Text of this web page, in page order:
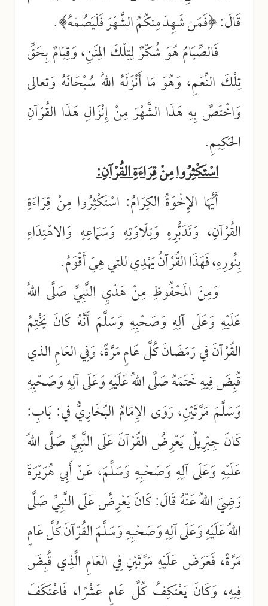
قَالَ: ﴿فَمَن شَهِدَ مِنكُمُ الشَّهْرَ فَلْيَصُمْهُ﴾.
فَالصِّيَامُ هُوَ شُكْرٌ لِتِلْكَ المِنَنِ، وَقِيَامٌ بِحَقِّ
تِلْكَ النِّعَمِ، وَهُوَ مَا أَنْزَلَهُ اللهُ سُبْحَانَهُ وَتعالى
وَاخْتَصَّ بِهِ هَذَا الشَّهْرَ مِنْ إِنْزَالِ هَذَا القُرْآنِ
الحَكِيمِ.
اسْتَكْثِرُوا مِنْ قِرَاءَةِ القُرْآنِ:
أَيُّهَا الإِخْوَةُ الكِرَامُ: اسْتَكْثِرُوا مِنْ قِرَاءَةِ
القُرْآنِ، وَتَدَبُّرِهِ وَتِلَاوَتِهِ وَسَمَاعِهِ وَالاهْتِدَاءِ
بِنُورِهِ، فَهَذَا القُرْآنُ يَهْدِي للتي هِيَ أَقْوَمُ.
وَمِنَ المَحْفُوظِ مِنْ هَدْيِ النَّبِيِّ صَلَّى اللهُ
عَلَيْهِ وَعَلَى آلِهِ وَصَحْبِهِ وَسَلَّمَ أَنَّهُ كَانَ يَخْتِمُ
القُرْآنَ في رَمَضَانَ كُلَّ عَامٍ مَرَّةً، وَفِي العَامِ الذي
قُبِضَ فِيهِ خَتَمَهُ صَلَّى اللهُ عَلَيْهِ وَعَلَى آلِهِ وَصَحْبِهِ
وَسَلَّمَ مَرَّتَيْنِ، رَوَى الإِمَامُ البُخَارِيُّ في: بَابِ:
كَانَ جِبْرِيلُ يَعْرِضُ القُرْآنَ عَلَى النَّبِيِّ صَلَّى اللهُ
عَلَيْهِ وَعَلَى آلِهِ وَصَحْبِهِ وَسَلَّمَ، عَنْ أَبِي هُرَيْرَةَ
رَضِيَ اللهُ عَنْهُ قَالَ: كَانَ يَعْرِضُ عَلَى النَّبِيِّ صَلَّى
اللهُ عَلَيْهِ وَعَلَى آلِهِ وَصَحْبِهِ وَسَلَّمَ القُرْآنَ كُلَّ عَامٍ
مَرَّةً، فَعَرَضَ عَلَيْهِ مَرَّتَيْنِ فِي العَامِ الَّذِي قُبِضَ
فِيهِ، وَكَانَ يَعْتَكِفُ كُلَّ عَامٍ عَشْرًا، فَاعْتَكَفَ